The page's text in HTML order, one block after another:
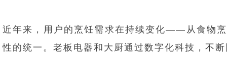
近年来，用户的烹饪需求在持续变化——从食物
性的统一。老板电器和大厨通过数字化科技，不